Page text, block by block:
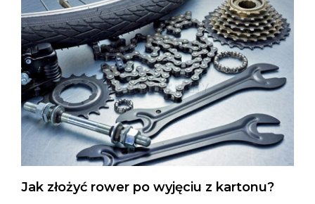
Jak złożyć rower po wyjęciu z kartonu?